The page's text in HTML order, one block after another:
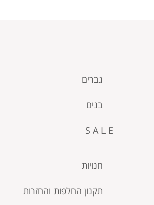
גברים
בנים
S A L E
חנויות
תקנון החלפות והחזרות